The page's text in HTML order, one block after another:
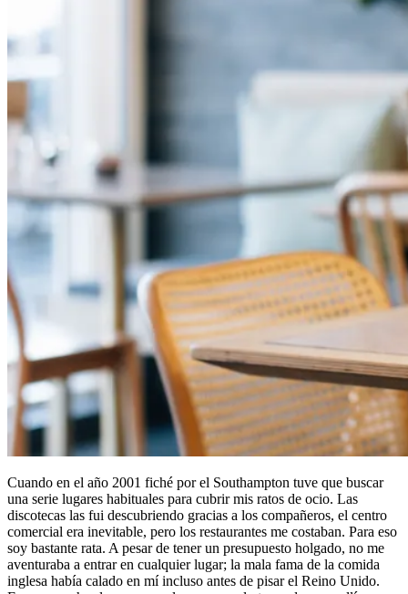
Cuando en el año 2001 fiché por el Southampton tuve que buscar
una serie lugares habituales para cubrir mis ratos de ocio. Las
discotecas las fui descubriendo gracias a los compañeros, el centro
comercial era inevitable, pero los restaurantes me costaban. Para eso
soy bastante rata. A pesar de tener un presupuesto holgado, no me
aventuraba a entrar en cualquier lugar; la mala fama de la comida
inglesa había calado en mí incluso antes de pisar el Reino Unido.